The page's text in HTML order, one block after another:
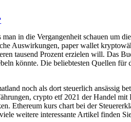
in die Vergangenheit schauen um
Auswirkungen, paper wallet
tausend Prozent erzielen will. Das
könnte. Die beliebtesten Quellen für
noch als dort steuerlich ansässig
crypto etf 2021 der Handel
Ethereum kurs chart bei der
weitere interessante Artikel finden